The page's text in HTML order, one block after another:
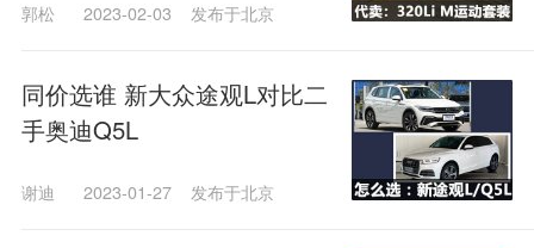
郭松 2023-02-03 发布于北京
同价选谁 新大众途观L对比二
手奥迪Q5L
谢迪 2023-01-27 发布于北京